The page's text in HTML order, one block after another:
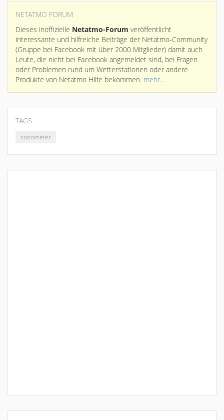
NETATMO FORUM
Dieses inoffizielle Netatmo-Forum veröffentlicht
interessante und hilfreiche Beiträge der Netatmo-Community
(Gruppe bei Facebook mit über 2000 Mitglieder) damit auch
Leute, die nicht bei Facebook angemeldet sind, bei Fragen
oder Problemen rund um Wetterstationen oder andere
Produkte von Netatmo Hilfe bekommen. mehr...
TAGS
sonometer